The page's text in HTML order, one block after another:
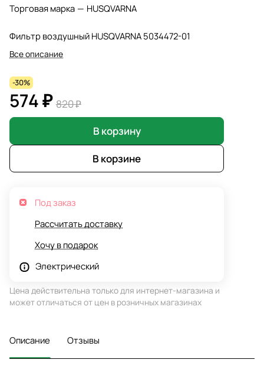
Торговая марка — HUSQVARNA
Фильтр воздушный HUSQVARNA 5034472-01
Все описание
-30%
574 ₽ 820 ₽
В корзину
В корзине
Под заказ
Рассчитать доставку
Хочу в подарок
Электрический
Цена действительна только для интернет-магазина и
может отличаться от цен в розничных магазинах
Описание Отзывы